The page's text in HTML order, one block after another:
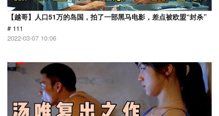
【越哥】人口51万的岛国，拍了一部黑马电影，差点被欧盟“封杀”
# 111
2022-03-07 10:06